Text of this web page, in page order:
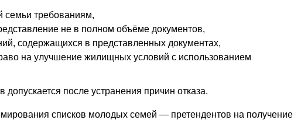
семьи требованиям,
не в полном объёме документов,
содержащихся в представленных документах,
на улучшение жилищных условий с использованием
после устранения причин отказа.
списков молодых семей — претендентов на получение